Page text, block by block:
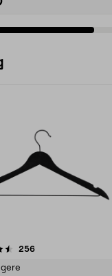
256anmeldelser
4.5av 5 stjerner